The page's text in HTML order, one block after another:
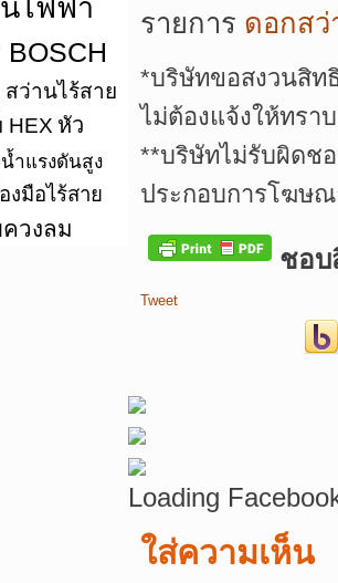
ไฟฟ้า
สว่านไร้สาย
HEX หัว
ำแรงดันสูง
งมือไร้สาย
วงลม
รายการ ดอกสว่
*บริษัทขอสงวนสิท
ไม่ต้องแจ้งให้ทรา
**บริษัทไม่รับผิดช
ประกอบการโฆษ
ชอบ
Tweet
Loading
ใส่ความเห็น